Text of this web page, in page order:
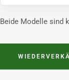
Beide Modelle sind